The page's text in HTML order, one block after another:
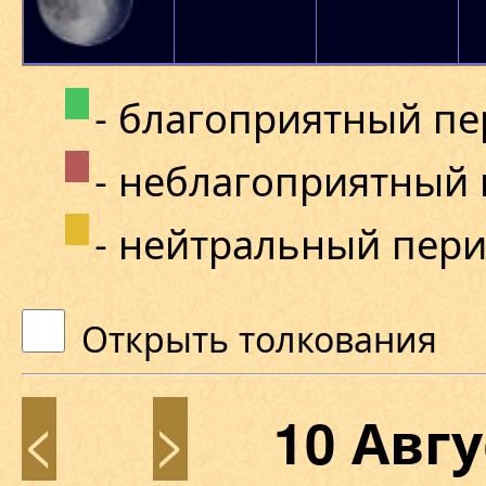
- благоприятный
- неблагоприятный
- нейтральный
Открыть толкования
< >
10